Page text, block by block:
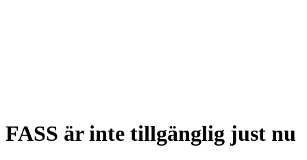
FASS är inte tillgänglig just nu